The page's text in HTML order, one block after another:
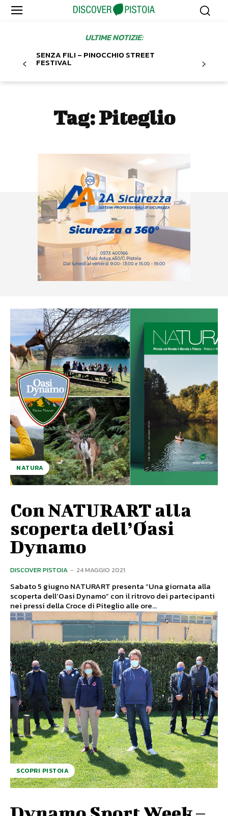
ULTIME NOTIZIE:
SENZA FILI – PINOCCHIO STREET
FESTIVAL
Tag:Piteglio
NATURA
Con NATURART alla
scoperta dell’Oasi
Dynamo
DISCOVER PISTOIA - 24 MAGGIO 2021
Sabato 5 giugno NATURART presenta “Una giornata alla
scoperta dell’Oasi Dynamo” con il ritrovo dei partecipanti
nei pressi della Croce di Piteglio alle ore...
SCOPRI PISTOIA